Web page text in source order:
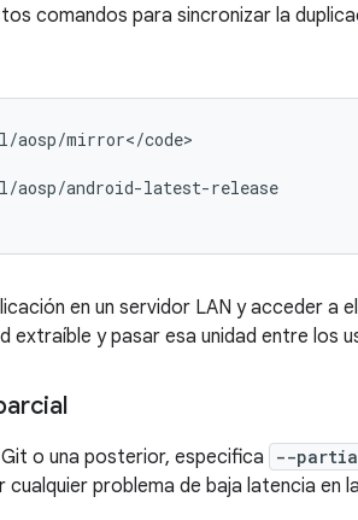
comandos para sincronizar la
aosp/mirror</code>
aosp/android-latest-release
en un servidor LAN y acceder a
extraíble y pasar esa unidad entre los
Git o una posterior, especifica --
cualquier problema de baja latencia en